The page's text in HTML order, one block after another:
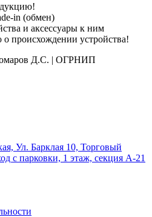
in (обмен)
и аксессуары к ним
происхождении устройства!
Д.С. | ОГРНИП
Ул. Барклая 10, Торговый
с парковки, 1 этаж, секция А-21